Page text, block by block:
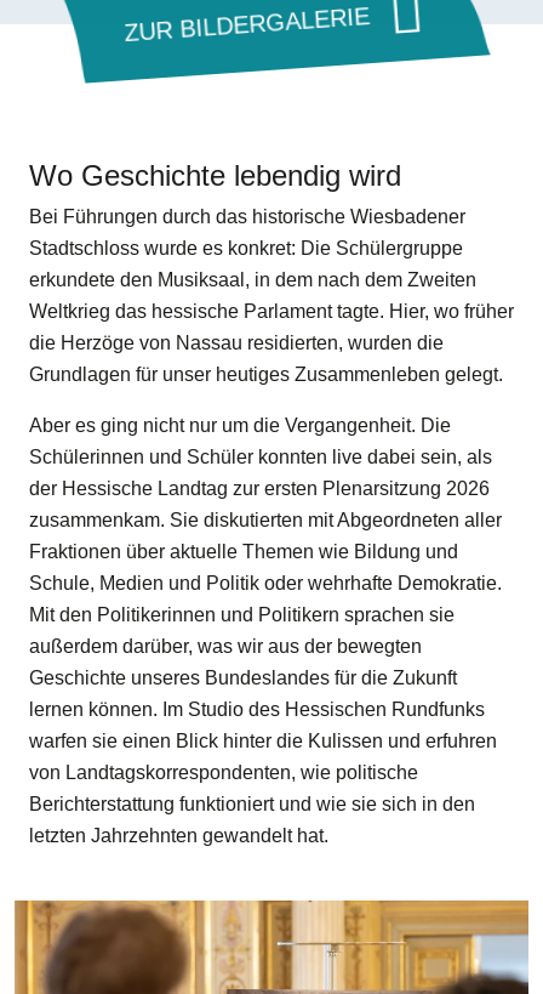
ZUR BILDERGALERIE
Wo Geschichte lebendig wird
Bei Führungen durch das historische Wiesbadener
Stadtschloss wurde es konkret: Die Schülergruppe
erkundete den Musiksaal, in dem nach dem Zweiten
Weltkrieg das hessische Parlament tagte. Hier, wo früher
die Herzöge von Nassau residierten, wurden die
Grundlagen für unser heutiges Zusammenleben gelegt.
Aber es ging nicht nur um die Vergangenheit. Die
Schülerinnen und Schüler konnten live dabei sein, als
der Hessische Landtag zur ersten Plenarsitzung 2026
zusammenkam. Sie diskutierten mit Abgeordneten aller
Fraktionen über aktuelle Themen wie Bildung und
Schule, Medien und Politik oder wehrhafte Demokratie.
Mit den Politikerinnen und Politikern sprachen sie
außerdem darüber, was wir aus der bewegten
Geschichte unseres Bundeslandes für die Zukunft
lernen können. Im Studio des Hessischen Rundfunks
warfen sie einen Blick hinter die Kulissen und erfuhren
von Landtagskorrespondenten, wie politische
Berichterstattung funktioniert und wie sie sich in den
letzten Jahrzehnten gewandelt hat.
Bilddatei